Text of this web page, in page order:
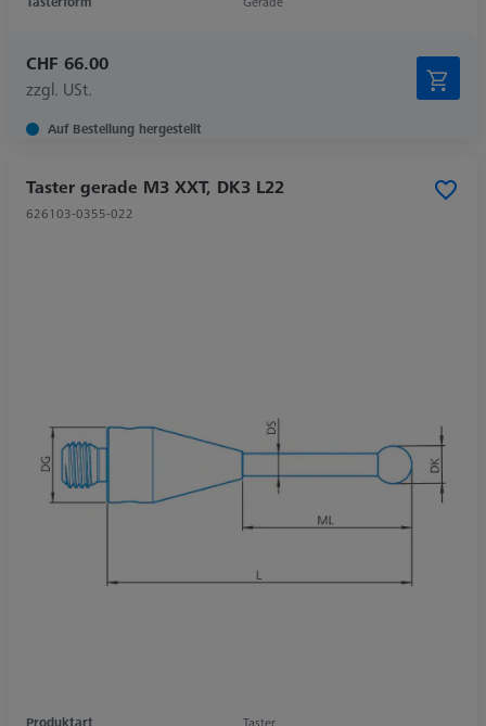
CHF 66.00
zzgl. USt.
Auf Bestellung hergestellt
Taster gerade M3 XXT, DK3 L22
626103-0355-022
Produktart Taster